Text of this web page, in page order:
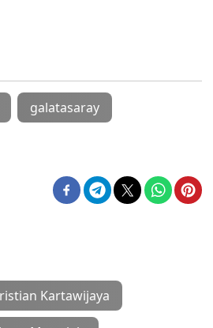
galatasaray
Kartawijaya